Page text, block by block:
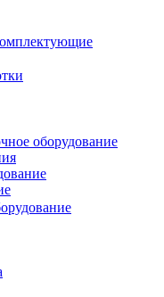
оборудование